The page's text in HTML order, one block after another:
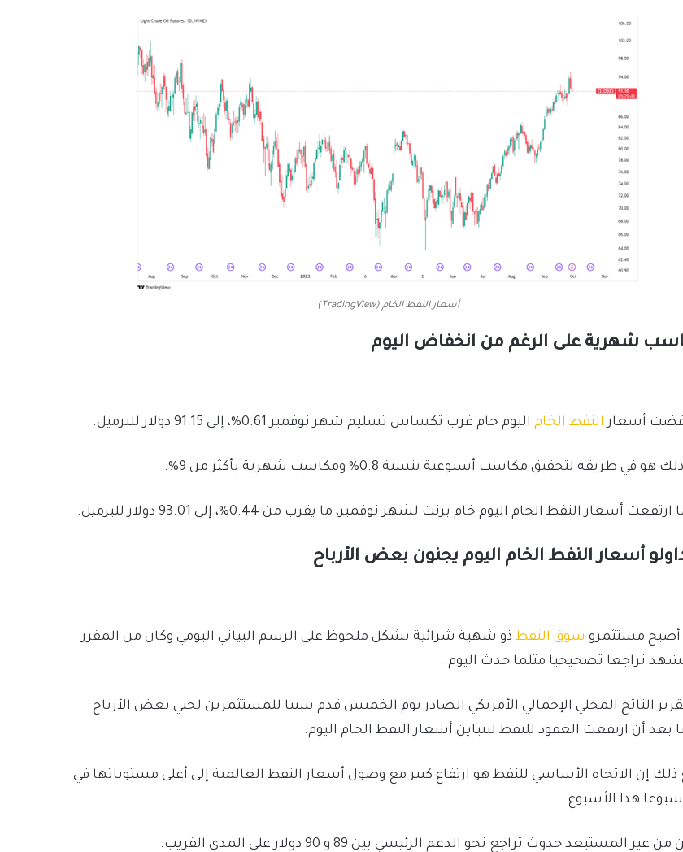
أسعار النفط الخام (TradingView)
شهرية على الرغم من انخفاض اليوم
أسعار النفط الخام اليوم خام غرب تكساس تسليم شهر نوفمبر 0.61%، إلى 91.15 دولار للبرميل.
هو في طريقه لتحقيق مكاسب أسبوعية بنسبة 0.8% ومكاسب شهرية بأكثر من 9%.
ارتفعت أسعار النفط الخام اليوم خام برنت لشهر نوفمبر، ما يقرب من 0.44%، إلى 93.01 دولار للبرميل.
أسعار النفط الخام اليوم يجنون بعض الأرباح
أصبح مستثمرو سوق النفط ذو شهية شرائية بشكل ملحوظ على الرسم البياني اليومي وكان من المقرر
تراجعا تصحيحيا مثلما حدث اليوم.
الناتج المحلي الإجمالي الأمريكي الصادر يوم الخميس قدم سببا للمستثمرين لجني بعض الأرباح
بعد أن ارتفعت العقود للنفط لتتباين أسعار النفط الخام اليوم.
ذلك إن الاتجاه الأساسي للنفط هو ارتفاع كبير مع وصول أسعار النفط العالمية إلى أعلى مستوياتها في
غير المستبعد حدوث تراجع نحو الدعم الرئيسي بين 89 و 90 دولار على المدى القريب.